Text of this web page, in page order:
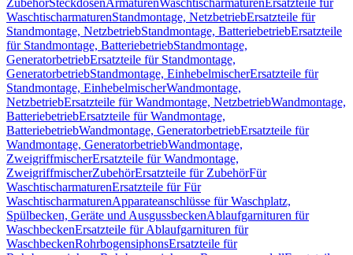
ZubehörSteckdosenArmaturenWaschtischarmaturen Ersatzteile für
WaschtischarmaturenStandmontage, NetzbetriebErsatzteile für
Standmontage, NetzbetriebStandmontage, BatteriebetriebErsatzteile
für Standmontage, BatteriebetriebStandmontage,
GeneratorbetriebErsatzteile für Standmontage,
GeneratorbetriebStandmontage, EinhebelmischerErsatzteile für
Standmontage, EinhebelmischerWandmontage,
NetzbetriebErsatzteile für Wandmontage, NetzbetriebWandmontage,
BatteriebetriebErsatzteile für Wandmontage,
BatteriebetriebWandmontage, GeneratorbetriebErsatzteile für
Wandmontage, GeneratorbetriebWandmontage,
ZweigriffmischerErsatzteile für Wandmontage,
ZweigriffmischerZubehörErsatzteile für ZubehörFür
WaschtischarmaturenErsatzteile für Für
WaschtischarmaturenApparateanschlüsse für Waschplatz,
Spülbecken, Geräte und AusgussbeckenAblaufgarnituren für
WaschbeckenErsatzteile für Ablaufgarnituren für
WaschbeckenRohrbogensiphonsErsatzteile für